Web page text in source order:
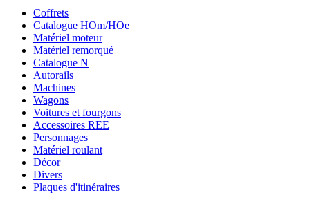
Coffrets
Catalogue HOm/HOe
Matériel moteur
Matériel remorqué
Catalogue N
Autorails
Machines
Wagons
Voitures et fourgons
Accessoires REE
Personnages
Matériel roulant
Décor
Divers
Plaques d'itinéraires